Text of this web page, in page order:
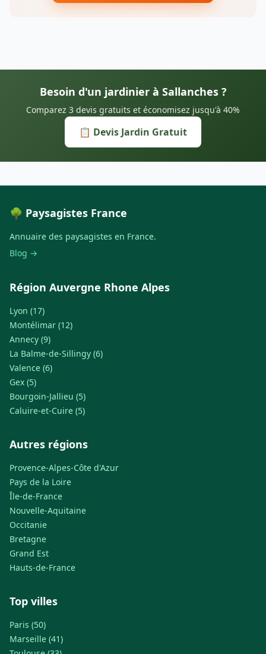
Besoin d'un jardinier à Sallanches ?
Comparez 3 devis gratuits et économisez jusqu'à 40%
📋 Devis Jardin Gratuit
🌳 Paysagistes France
Annuaire des paysagistes en France.
Blog →
Région Auvergne Rhone Alpes
Lyon (17)
Montélimar (12)
Annecy (9)
La Balme-de-Sillingy (6)
Valence (6)
Gex (5)
Bourgoin-Jallieu (5)
Caluire-et-Cuire (5)
Autres régions
Provence-Alpes-Côte d'Azur
Pays de la Loire
Île-de-France
Nouvelle-Aquitaine
Occitanie
Bretagne
Grand Est
Hauts-de-France
Top villes
Paris (50)
Marseille (41)